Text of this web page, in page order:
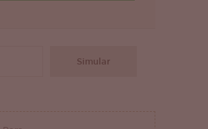
Simular